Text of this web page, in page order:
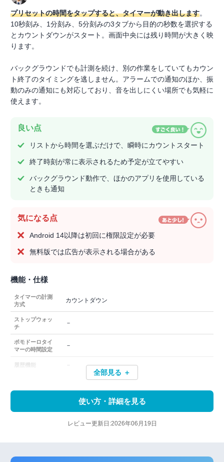
プリセットの時間をタップすると、タイマーが動き出します。
10秒刻み、1分刻み、5分刻みの3タブから目的の秒数を選択する
とカウントダウンがスタート。画面中央には残り時間が大きく映
ります。
バックグラウンドでも計測を続け、別の作業をしていてもカウン
ト終了のタイミングを逃しません。アラームでの通知のほか、振
動のみの通知にも対応しており、音を出しにくい場所でも気軽に
使えます。
良い点
リストから時間を選ぶだけで、瞬時にカウントスタート
終了時刻が常に表示されるため予定が立てやすい
バックグラウンド動作で、ほかのアプリを使用している
ときも通知
気になる点
Android 14以降は初回に権限設定が必要
無料版では広告が表示される場合がある
機能・仕様
タイマーの計測
方式
カウントダウン
ストップウォッ
チ
－
ポモドーロタイ
マーの時間設定
－
履歴機能 －
全部見る ＋
使い方・詳細を見る
レビュー更新日:2026年06月19日